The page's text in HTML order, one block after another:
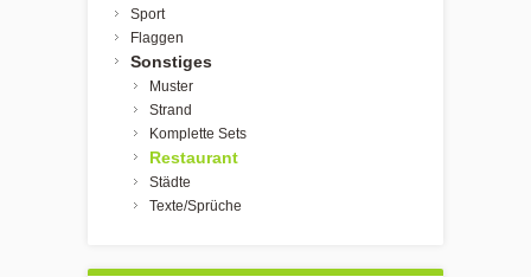
Sport
Flaggen
Sonstiges
Muster
Strand
Komplette Sets
Restaurant
Städte
Texte/Sprüche